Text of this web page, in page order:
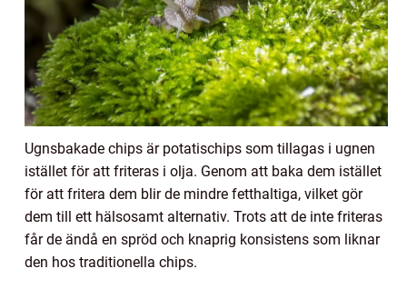
Ugnsbakade chips är potatischips som tillagas i ugnen
istället för att friteras i olja. Genom att baka dem istället
för att fritera dem blir de mindre fetthaltiga, vilket gör
dem till ett hälsosamt alternativ. Trots att de inte friteras
får de ändå en spröd och knaprig konsistens som liknar
den hos traditionella chips.